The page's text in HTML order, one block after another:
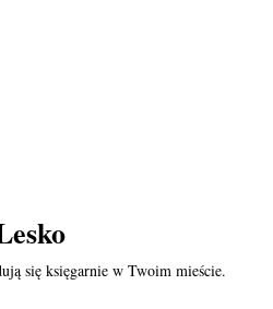
się księgarnie w Twoim mieście.